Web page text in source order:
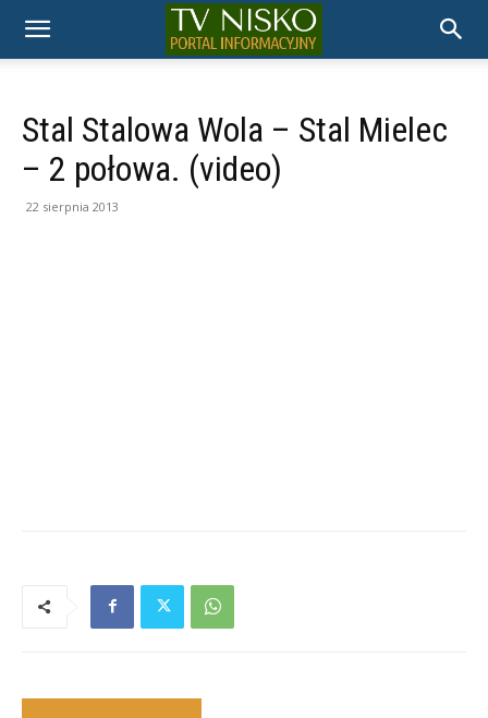
TELEWIZJA
NISKO
Stal Stalowa Wola – Stal Mielec
– 2 połowa. (video)
22 sierpnia 2013